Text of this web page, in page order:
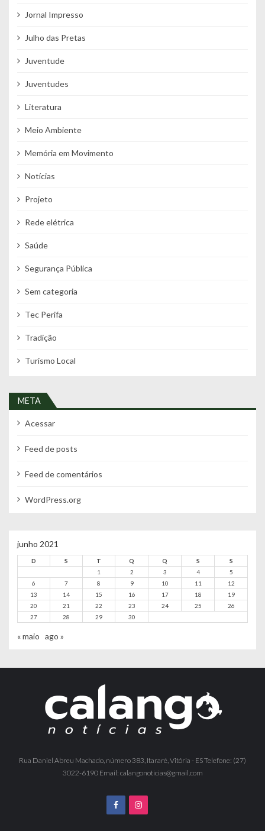
Jornal Impresso
Julho das Pretas
Juventude
Juventudes
Literatura
Meio Ambiente
Memória em Movimento
Notícias
Projeto
Rede elétrica
Saúde
Segurança Pública
Sem categoria
Tec Perifa
Tradição
Turismo Local
META
Acessar
Feed de posts
Feed de comentários
WordPress.org
junho 2021
D S T Q Q S
S
1
2 3 4
5
6
7 8 9 10 11
12
13
14 15 16 17 18
19
20
21 22 23 24 25
26
27
28 29 30
« maio ago »
Rua Daniel Abreu Machado, número 383, Itararé, Vitória - ES Telefone: (27)
3022-6190 Email: calangonoticias@gmail.com